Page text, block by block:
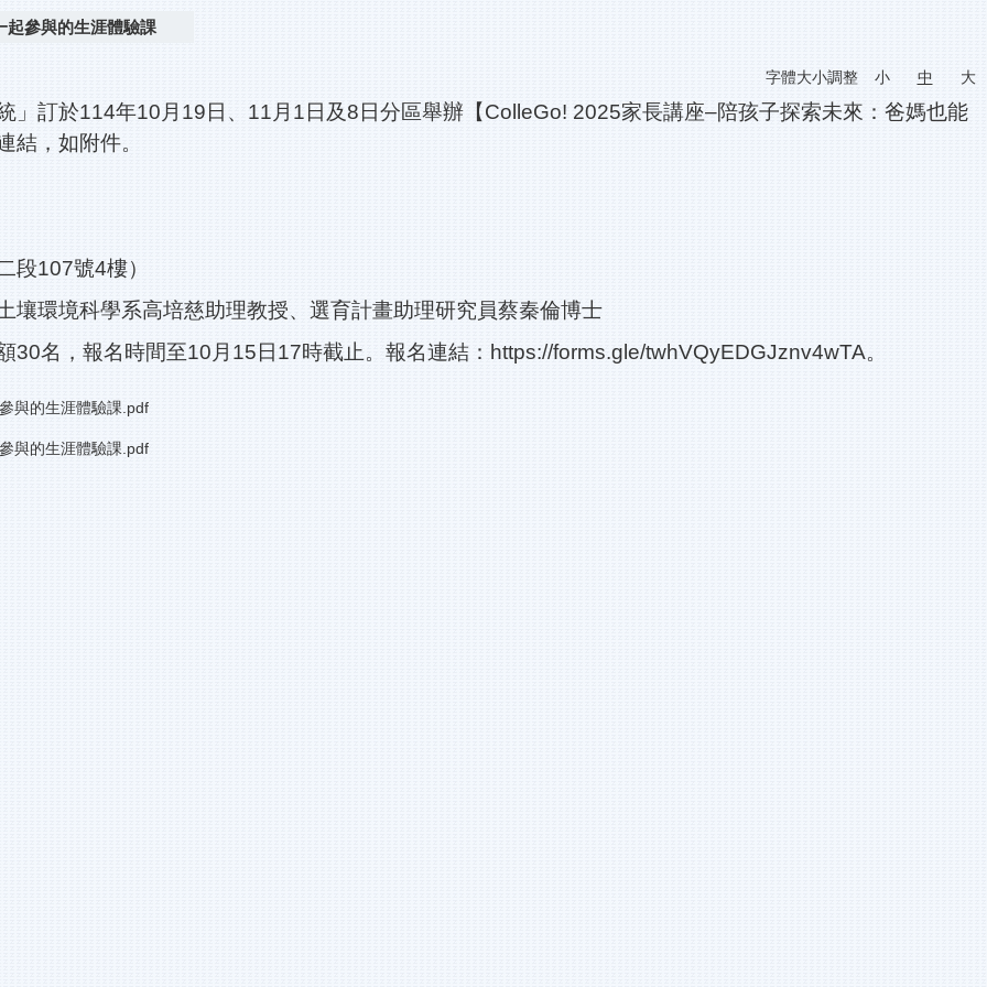
起參與的生涯體驗課
字體大小調整 小 中 大
」訂於114年10月19日、11月1日及8日分區舉辦【ColleGo! 2025家長講座–陪孩子探索未來：爸媽也能
結，如附件。
段107號4樓）
壤環境科學系高培慈助理教授、選育計畫助理研究員蔡秦倫博士
30名，報名時間至10月15日17時截止。報名連結： https://forms.gle/twhVQyEDGJznv4wTA。
與的生涯體驗課.pdf
與的生涯體驗課.pdf